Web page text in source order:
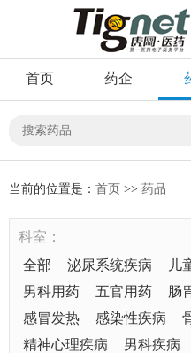
首页 药企
当前的位置是： 首页 >> 药品
科室：
全部
泌尿系统疾病 儿
男科用药
五官用药 肠
感冒发热
感染性疾病
精神心理疾病
男科疾病